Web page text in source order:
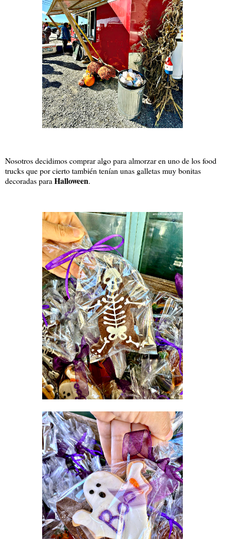
Nosotros decidimos comprar algo para almorzar en uno de los food
trucks que por cierto también tenían unas galletas muy bonitas
decoradas paraHalloween.